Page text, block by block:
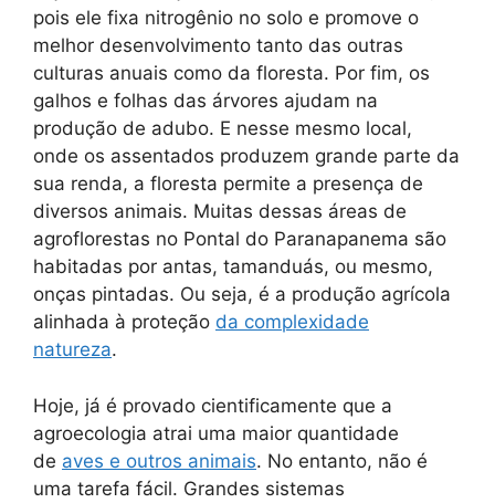
pois ele fixa nitrogênio no solo e promove o
melhor desenvolvimento tanto das outras
culturas anuais como da floresta. Por fim, os
galhos e folhas das árvores ajudam na
produção de adubo. E nesse mesmo local,
onde os assentados produzem grande parte da
sua renda, a floresta permite a presença de
diversos animais. Muitas dessas áreas de
agroflorestas no Pontal do Paranapanema são
habitadas por antas, tamanduás, ou mesmo,
onças pintadas. Ou seja, é a produção agrícola
alinhada à proteção da complexidade
natureza.
Hoje, já é provado cientificamente que a
agroecologia atrai uma maior quantidade
de aves e outros animais. No entanto, não é
uma tarefa fácil. Grandes sistemas